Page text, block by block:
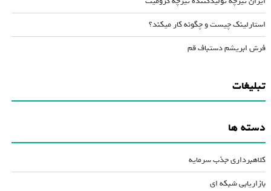
استارلینک چیست و چگونه کار میکند؟
فرش ابریشم دستباف قم
تبلیغات
دسته ها
کلاهبرداری جذب سرمایه
بازاریابی شبکه ای